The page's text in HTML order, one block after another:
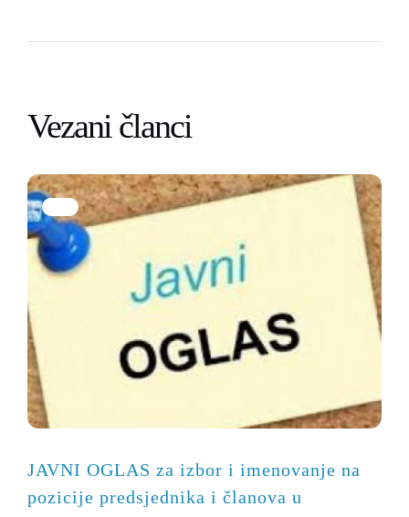
Vezani članci
JAVNI OGLAS za izbor i imenovanje na
pozicije predsjednika i članova u